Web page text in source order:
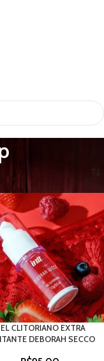
CLITORIANO EXTRA
DEBORAH SECCO